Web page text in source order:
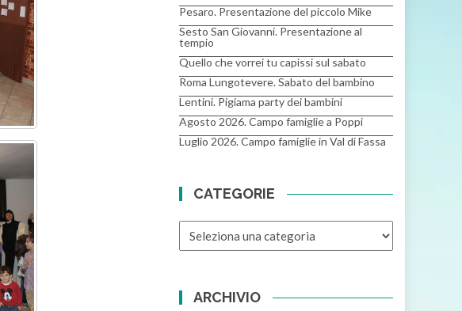
Pesaro. Presentazione del piccolo Mike
Sesto San Giovanni. Presentazione al
tempio
Quello che vorrei tu capissi sul sabato
Roma Lungotevere. Sabato del bambino
Lentini. Pigiama party dei bambini
Agosto 2026. Campo famiglie a Poppi
Luglio 2026. Campo famiglie in Val di Fassa
CATEGORIE
CATEGORIE
ARCHIVIO